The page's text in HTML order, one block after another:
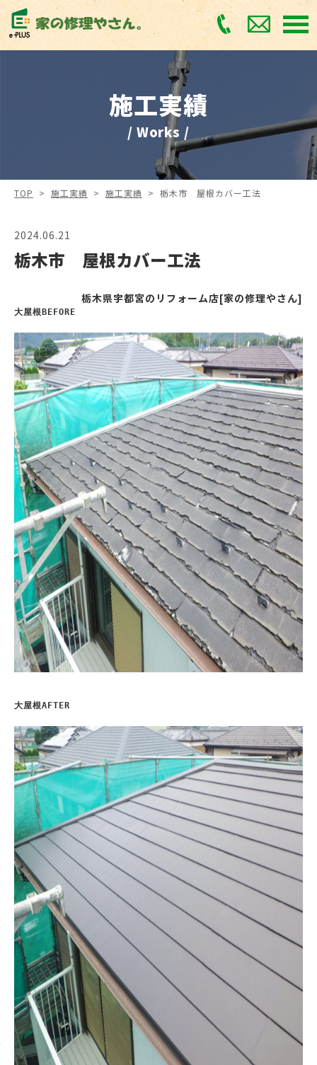
施工実績
/ Works /
TOP > 施工実績 > 施工実績 > 栃木市 屋根カバー工法
2024.06.21
栃木市 屋根カバー工法
栃木県宇都宮のリフォーム店[家の修理やさん]